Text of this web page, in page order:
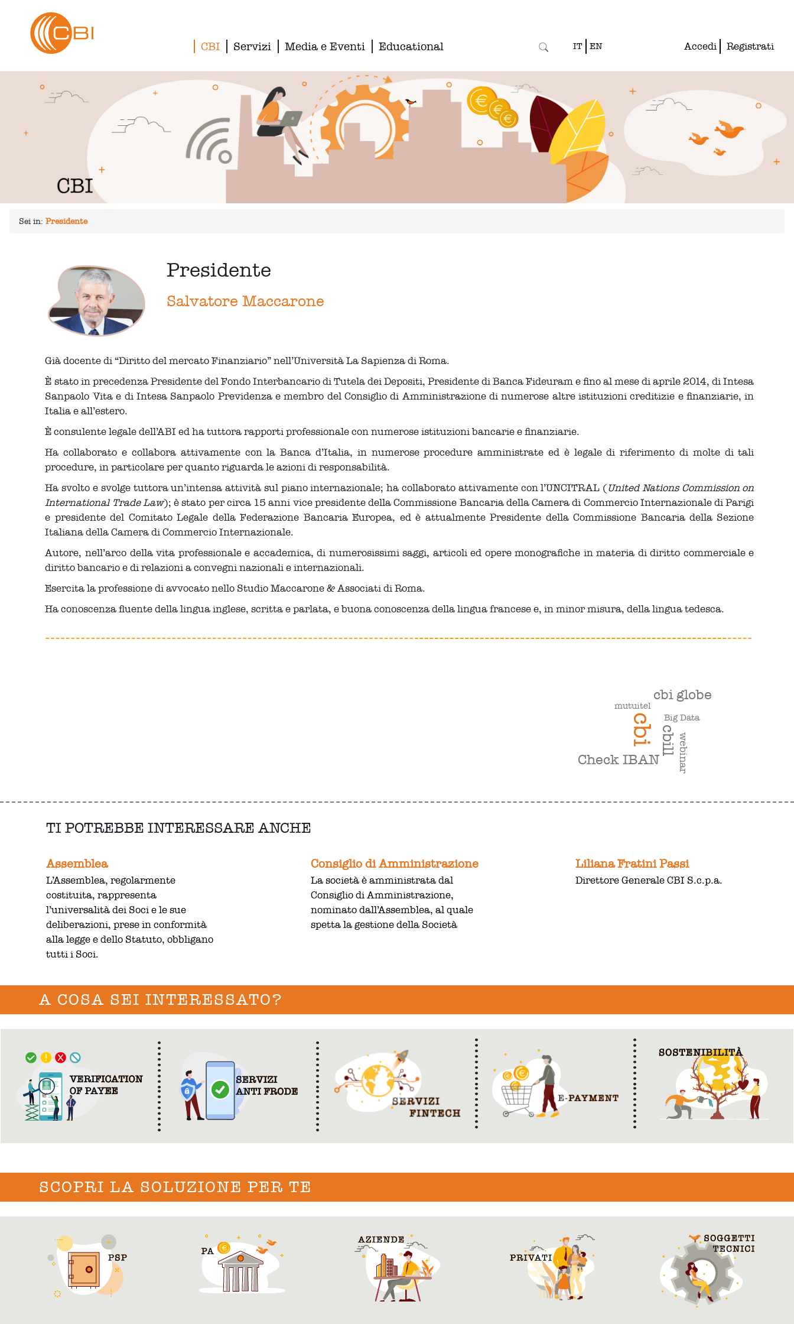
CBI Servizi Media e Eventi Educational IT EN Accedi Registrati
Sei in: Presidente
Presidente
Salvatore Maccarone
Già docente di “Diritto del mercato Finanziario” nell’Università La Sapienza di Roma.
È stato in precedenza Presidente del Fondo Interbancario di Tutela dei Depositi, Presidente di Banca Fideuram e fino al mese di aprile 2014, di Intesa
Sanpaolo Vita e di Intesa Sanpaolo Previdenza e membro del Consiglio di Amministrazione di numerose altre istituzioni creditizie e finanziarie, in
Italia e all’estero.
È consulente legale dell’ABI ed ha tuttora rapporti professionale con numerose istituzioni bancarie e finanziarie.
Ha collaborato e collabora attivamente con la Banca d’Italia, in numerose procedure amministrate ed è legale di riferimento di molte di tali
procedure, in particolare per quanto riguarda le azioni di responsabilità.
Ha svolto e svolge tuttora un’intensa attività sul piano internazionale; ha collaborato attivamente con l’UNCITRAL (United Nations Commission on
International Trade Law); è stato per circa 15 anni vice presidente della Commissione Bancaria della Camera di Commercio Internazionale di Parigi
e presidente del Comitato Legale della Federazione Bancaria Europea, ed è attualmente Presidente della Commissione Bancaria della Sezione
Italiana della Camera di Commercio Internazionale.
Autore, nell’arco della vita professionale e accademica, di numerosissimi saggi, articoli ed opere monografiche in materia di diritto commerciale e
diritto bancario e di relazioni a convegni nazionali e internazionali.
Esercita la professione di avvocato nello Studio Maccarone & Associati di Roma.
Ha conoscenza fluente della lingua inglese, scritta e parlata, e buona conoscenza della lingua francese e, in minor misura, della lingua tedesca.
cbi cbill
cbi globe
Check IBAN webinar
mutuitel
Big Data
TI POTREBBE INTERESSARE ANCHE
Assemblea
L’Assemblea, regolarmente
costituita, rappresenta
l’universalità dei Soci e le sue
deliberazioni, prese in conformità
alla legge e dello Statuto, obbligano
tutti i Soci.
Consiglio di Amministrazione
La società è amministrata dal
Consiglio di Amministrazione,
nominato dall’Assemblea, al quale
spetta la gestione della Società
Liliana Fratini Passi
Direttore Generale CBI S.c.p.a.
A COSA SEI INTERESSATO?
SCOPRI LA SOLUZIONE PER TE